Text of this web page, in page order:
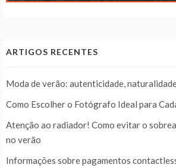
ARTIGOS RECENTES
Moda de verão: autenticidade,
Como Escolher o Fotógrafo Ideal para
Atenção ao radiador! Como evitar o
no verão
Informações sobre pagamentos